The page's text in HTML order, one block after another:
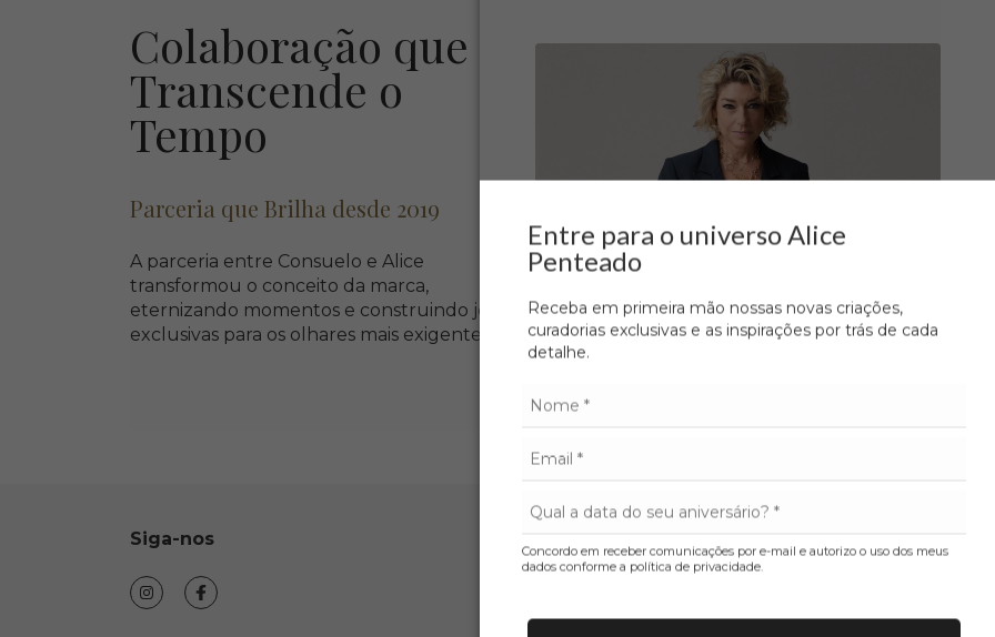
Entre para o universo Alice
Penteado
Receba em primeira mão nossas novas criações,
curadorias exclusivas e as inspirações por trás de cada
detalhe.
Concordo em receber comunicações por e-mail e autorizo o uso dos meus
dados conforme a política de privacidade.
Colaboração que
Transcende o
Tempo
Parceria que Brilha desde 2019
A parceria entre Consuelo e Alice
transformou o conceito da marca,
eternizando momentos e construindo joias
exclusivas para os olhares mais exigentes.
Siga-nos
Troca e